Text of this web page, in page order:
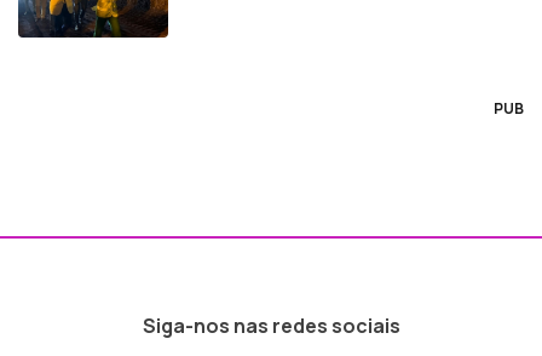
PUB
Siga-nos nas redes sociais